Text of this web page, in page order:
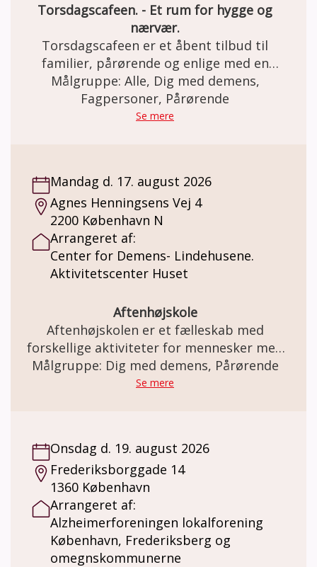
Torsdagscafeen. - Et rum for hygge og
nærvær.
Torsdagscafeen er et åbent tilbud til
familier, pårørende og enlige med en
demenssygdom samt efterlevere fra hele
Nordsjælland. Det er gratis at deltage. Man
behøver ikke være medlem af foreningen for
underholdning, der ofte indbyder til
fællessang.
Målgruppe: Alle, Dig med demens,
Fagpersoner, Pårørende
Se mere
Mandag d. 17. august 2026
Agnes Henningsens Vej 4
2200 København N
Arrangeret af:
Center for Demens- Lindehusene.
Aktivitetscenter Huset
Aftenhøjskole
Aftenhøjskolen er et fælleskab med
forskellige aktiviteter for mennesker med
demens sammen med familie og venner.
Målgruppe: Dig med demens, Pårørende
Se mere
Onsdag d. 19. august 2026
Frederiksborggade 14
1360 København
Arrangeret af:
Alzheimerforeningen lokalforening
København, Frederiksberg og
omegnskommunerne